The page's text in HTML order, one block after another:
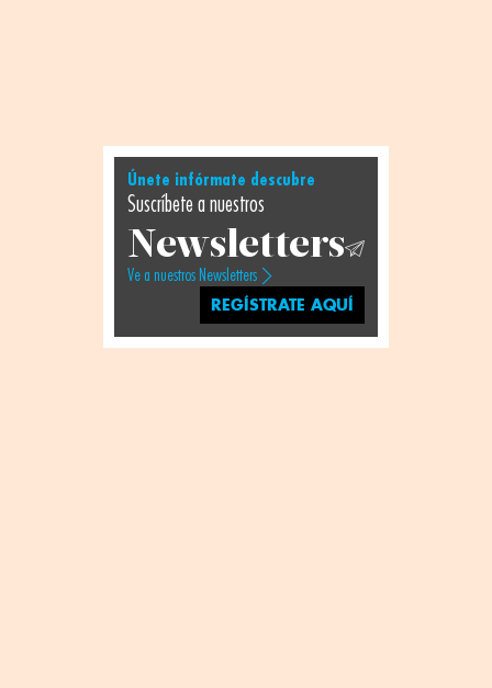
Únete infórmate descubre
Suscríbete a nuestros
Newsletters
Ve a nuestros Newsletters
REGÍSTRATE AQUÍ